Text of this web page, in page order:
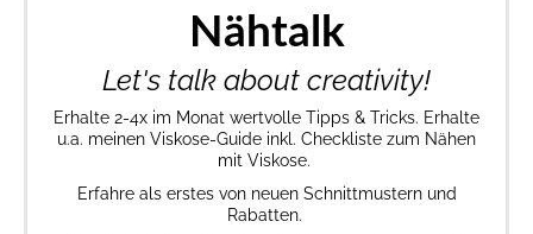
Nähtalk
Let's talk about creativity!
Erhalte 2-4x im Monat wertvolle Tipps & Tricks. Erhalte
u.a. meinen Viskose-Guide inkl. Checkliste zum Nähen
mit Viskose.
Erfahre als erstes von neuen Schnittmustern und
Rabatten.